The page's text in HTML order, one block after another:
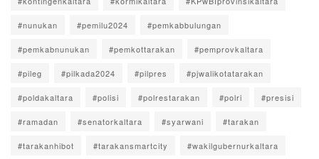
#nunukan #pemilu2024 #pemkabbulungan
#pemkabnunukan #pemkottarakan #pemprovkaltara
#pileg #pilkada2024 #pilpres #pjwalikotatarakan
#poldakaltara #polisi #polrestarakan #polri #presisi
#ramadan #senatorkaltara #syarwani #tarakan
#tarakanhibot #tarakansmartcity #wakilgubernurkaltara